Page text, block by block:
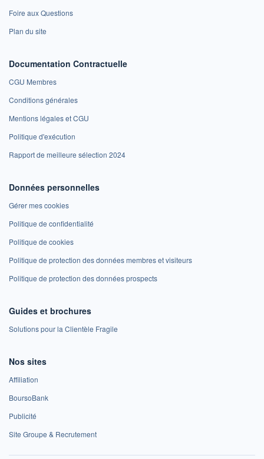
Foire aux Questions
Plan du site
Documentation Contractuelle
CGU Membres
Conditions générales
Mentions légales et CGU
Politique d'exécution
Rapport de meilleure sélection 2024
Données personnelles
Gérer mes cookies
Politique de confidentialité
Politique de cookies
Politique de protection des données membres et visiteurs
Politique de protection des données prospects
Guides et brochures
Solutions pour la Clientèle Fragile
Nos sites
Affiliation
BoursoBank
Publicité
Site Groupe & Recrutement